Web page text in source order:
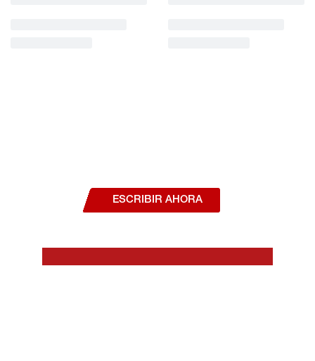
ESCRIBIR AHORA